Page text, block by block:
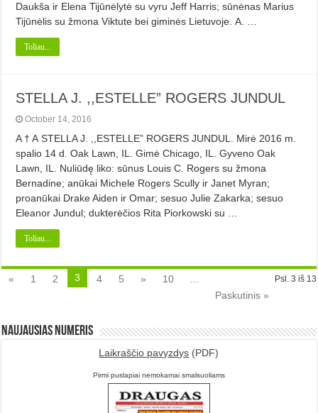
Daukša ir Elena Tijūnėlytė su vyru Jeff Harris; sūnėnas Marius
Tijūnėlis su žmona Viktute bei giminės Lietuvoje. A. …
Toliau...
STELLA J. ,,ESTELLE” ROGERS JUNDUL
October 14, 2016
A † A STELLA J. ,,ESTELLE” ROGERS JUNDUL. Mirė 2016 m.
spalio 14 d. Oak Lawn, IL. Gimė Chicago, IL. Gyveno Oak
Lawn, IL. Nuliūdę liko: sūnus Louis C. Rogers su žmona
Bernadine; anūkai Michele Rogers Scully ir Janet Myran;
proanūkai Drake Aiden ir Omar; sesuo Julie Zakarka; sesuo
Eleanor Jundul; dukterėčios Rita Piorkowski su …
Toliau...
Psl. 3 iš 13
« 1 2 3 4 5 » 10
Paskutinis »
Naujausias numeris
Laikraščio pavyzdys (PDF)
Pirmi puslapiai nemokamai smalsuoliams